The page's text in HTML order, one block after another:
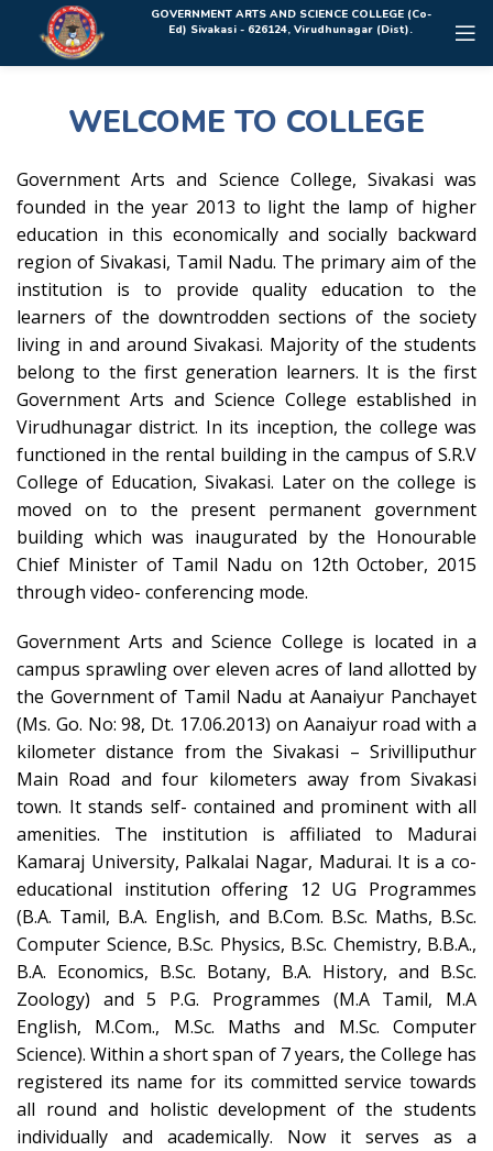
Rolex Replica Uhren DeutschlandGOVERNMENT ARTS AND SCIENCE COLLEGE (Co-
Ed) Sivakasi - 626124, Virudhunagar (Dist).
WELCOME TO COLLEGE
Government Arts and Science College, Sivakasi was
founded in the year 2013 to light the lamp of higher
education in this economically and socially backward
region of Sivakasi, Tamil Nadu. The primary aim of the
institution is to provide quality education to the
learners of the downtrodden sections of the society
living in and around Sivakasi. Majority of the students
belong to the first generation learners. It is the first
Government Arts and Science College established in
Virudhunagar district. In its inception, the college was
functioned in the rental building in the campus of S.R.V
College of Education, Sivakasi. Later on the college is
moved on to the present permanent government
building which was inaugurated by the Honourable
Chief Minister of Tamil Nadu on 12th October, 2015
through video- conferencing mode.
Government Arts and Science College is located in a
campus sprawling over eleven acres of land allotted by
the Government of Tamil Nadu at Aanaiyur Panchayet
(Ms. Go. No: 98, Dt. 17.06.2013) on Aanaiyur road with a
kilometer distance from the Sivakasi – Srivilliputhur
Main Road and four kilometers away from Sivakasi
town. It stands self- contained and prominent with all
amenities. The institution is affiliated to Madurai
Kamaraj University, Palkalai Nagar, Madurai. It is a co-
educational institution offering 12 UG Programmes
(B.A. Tamil, B.A. English, and B.Com. B.Sc. Maths, B.Sc.
Computer Science, B.Sc. Physics, B.Sc. Chemistry, B.B.A.,
B.A. Economics, B.Sc. Botany, B.A. History, and B.Sc.
Zoology) and 5 P.G. Programmes (M.A Tamil, M.A
English, M.Com., M.Sc. Maths and M.Sc. Computer
Science). Within a short span of 7 years, the College has
registered its name for its committed service towards
all round and holistic development of the students
individually and academically. Now it serves as a